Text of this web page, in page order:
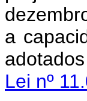
a
Lei nº